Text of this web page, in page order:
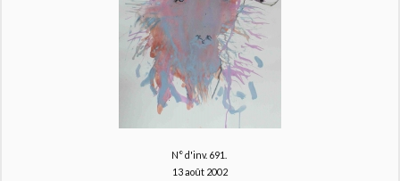
N° d'inv. 691.
13 août 2002